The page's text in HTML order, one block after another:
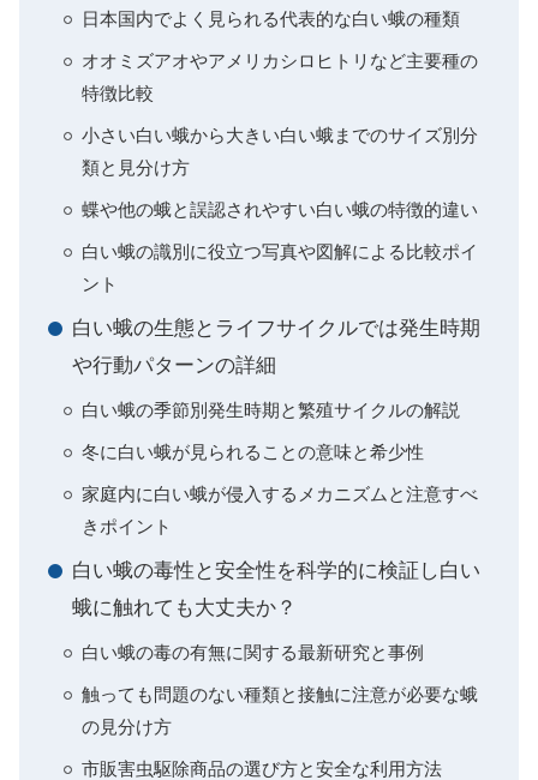
日本国内でよく見られる代表的な白い蛾の種類
オオミズアオやアメリカシロヒトリなど主要種の
特徴比較
小さい白い蛾から大きい白い蛾までのサイズ別分
類と見分け方
蝶や他の蛾と誤認されやすい白い蛾の特徴的違い
白い蛾の識別に役立つ写真や図解による比較ポイ
ント
白い蛾の生態とライフサイクルでは発生時期
や行動パターンの詳細
白い蛾の季節別発生時期と繁殖サイクルの解説
冬に白い蛾が見られることの意味と希少性
家庭内に白い蛾が侵入するメカニズムと注意すべ
きポイント
白い蛾の毒性と安全性を科学的に検証し白い
蛾に触れても大丈夫か？
白い蛾の毒の有無に関する最新研究と事例
触っても問題のない種類と接触に注意が必要な蛾
の見分け方
市販害虫駆除商品の選び方と安全な利用方法